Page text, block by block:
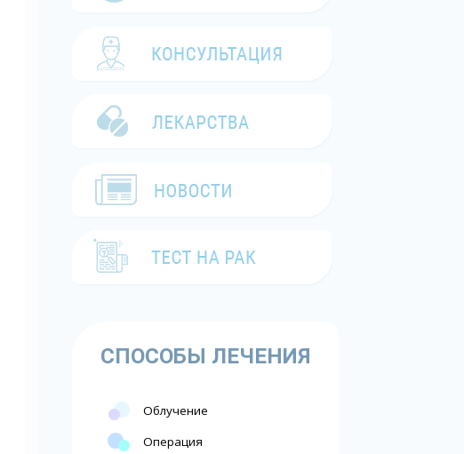
СПОСОБЫ ЛЕЧЕНИЯ
Облучение
Операция